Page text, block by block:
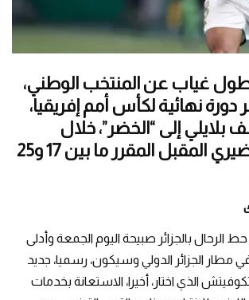
طول غياب عن المنتخب الوطني،
دورة نهائية لكأس أمم إفريقيا،
بلايلي إلى “الخضر”، خلال
المعسكر التحضيري المقبل المقرر ما بين 17 و25
الرحال بالجزائر صبيحة اليوم الجمعة وأدلى
الجزائر الدولي وسيكون، رسميا، جديد
الذي اختار، أخيرا، الاستعانة بخدمات